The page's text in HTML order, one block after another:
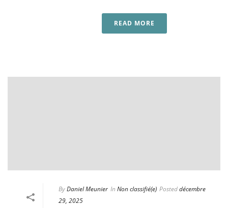
READ MORE
ByDaniel Meunier In Non classifié(e) Posteddécembre
29, 2025